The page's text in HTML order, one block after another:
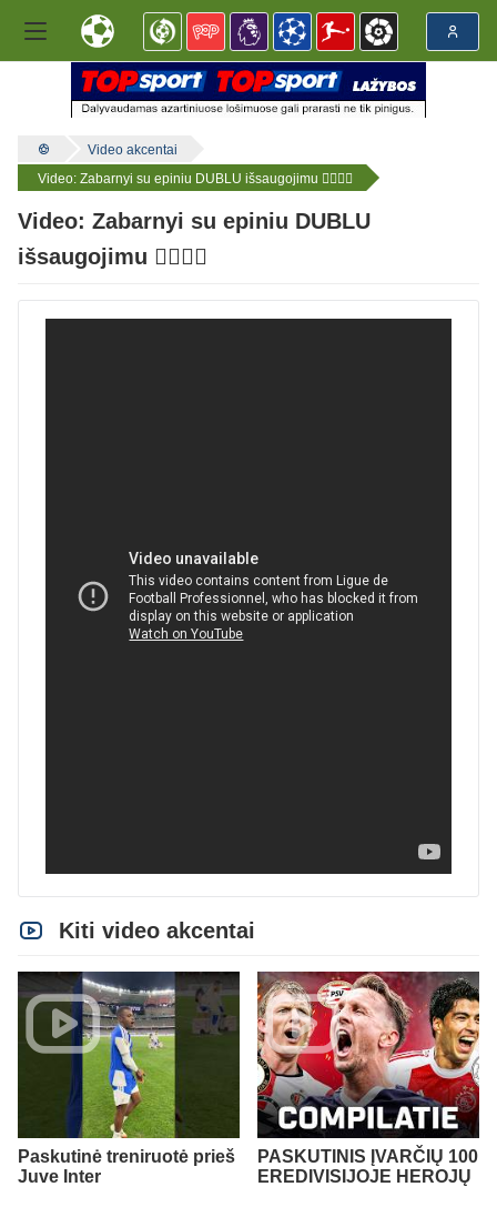
Video akcentai
Video: Zabarnyi su epiniu DUBLU išsaugojimu 😮‍💨🇺🇦
Video: Zabarnyi su epiniu DUBLU
išsaugojimu 😮‍💨🇺🇦
Kiti video akcentai
Paskutinė treniruotė prieš
Juve Inter
PASKUTINIS ĮVARČIŲ 100
EREDIVISIJOJE HEROJŲ